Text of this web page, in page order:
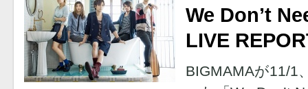
We Don’t
LIVE
BIGMAMAが11/1